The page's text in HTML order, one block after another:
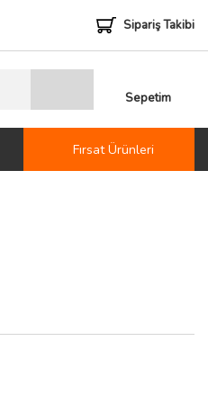
Sipariş Takibi
Sepetim
Fırsat Ürünleri